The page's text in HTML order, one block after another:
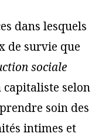
dans lesquels
de survie que
sociale
selon
soin des
intimes et